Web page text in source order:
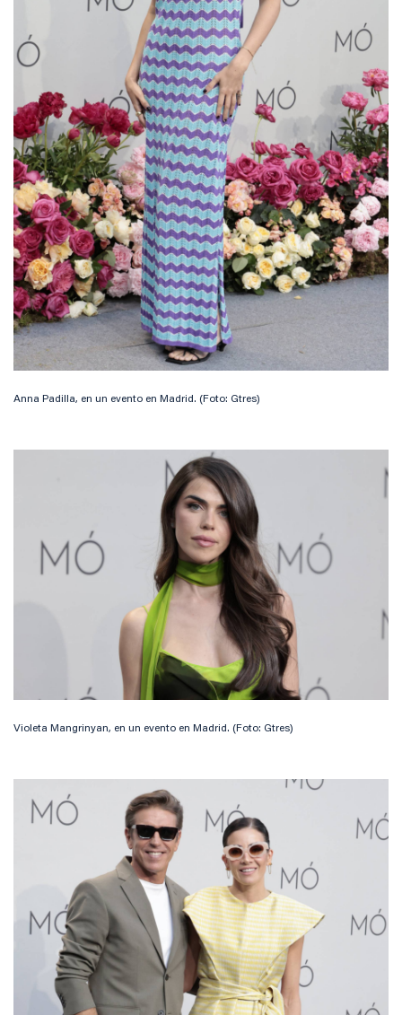
Anna Padilla, en un evento en Madrid. (Foto: Gtres)
Violeta Mangrinyan, en un evento en Madrid. (Foto: Gtres)